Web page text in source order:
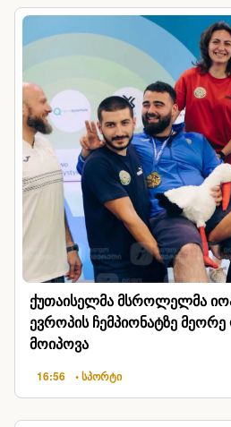
ქუთაისელმა მსროლელმა
ევროპის ჩემპიონატზე
მოიპოვა
16:56 • სპორტი